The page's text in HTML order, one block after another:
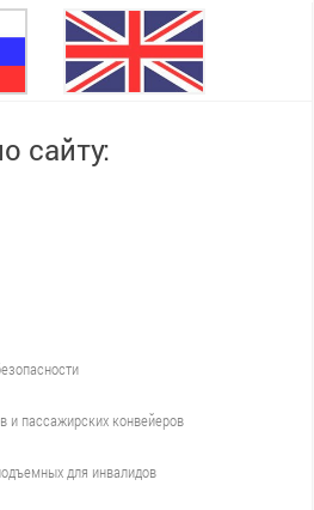
сайту:
и пассажирских конвейеров
для инвалидов